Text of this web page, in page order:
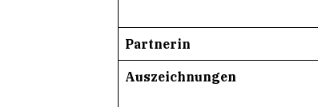
Partnerin
Auszeichnungen